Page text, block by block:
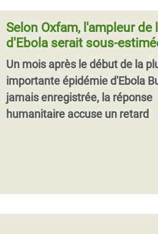
Selon Oxfam, l'ampleur de
d'Ebola serait sous-
Un mois après le début de la
importante épidémie d'Ebola
jamais enregistrée, la réponse
humanitaire accuse un retard